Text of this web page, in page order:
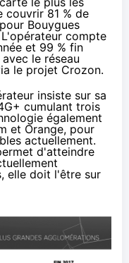
couvrir 81 % de
Bouygues
compte
et 99 % fin
le réseau
le projet Crozon.
insiste sur sa
cumulant trois
également
et Orange, pour
actuellement.
d'atteindre
elle doit l'être sur